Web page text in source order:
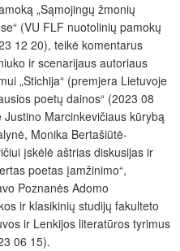
„Sąmojingų žmonių
(VU FLF nuotolinių pamokų
12 20), teikė komentarus
ir scenarijaus autoriaus
„Stichija“ (premjera Lietuvoje
poetų dainos“ (2023 08
Marcinkevičiaus kūrybą
Monika Bertašiūtė-
įskėlė aštrias diskusijas ir
poetas įamžinimo“,
Poznanės Adomo
ir klasikinių studijų fakulteto
ir Lenkijos literatūros tyrimus
06 15).